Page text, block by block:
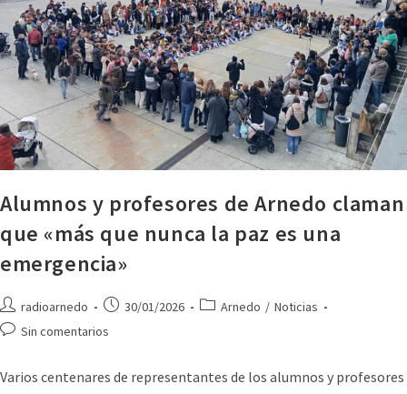
Alumnos y profesores de Arnedo claman
que «más que nunca la paz es una
emergencia»
radioarnedo 30/01/2026 Arnedo / Noticias
Sin comentarios
Varios centenares de representantes de los alumnos y profesores